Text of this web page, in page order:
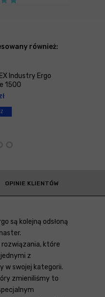
również:
Industry Ergo
1500
OPINIE KLIENTÓW
są kolejną odsłoną
które
jednymi z
w swojej kategorii.
zmieniliśmy to